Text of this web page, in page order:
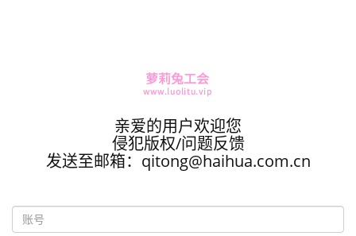
亲爱的用户欢迎您
侵犯版权/问题反馈
发送至邮箱：qitong@haihua.com.cn